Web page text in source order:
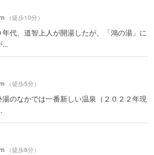
（徒歩10分）
代、道智上人が開湯したが、「鴻の湯」に
（徒歩5分）
湯のなかでは一番新しい温泉（２０２２年現
（徒歩8分）